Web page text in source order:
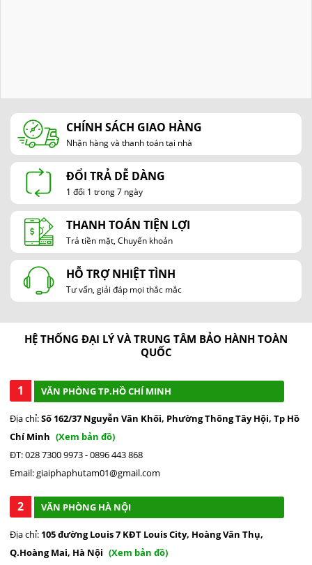
CHÍNH SÁCH GIAO HÀNG
Nhận hàng và thanh toán tại nhà
ĐỔI TRẢ DỄ DÀNG
1 đổi 1 trong 7 ngày
THANH TOÁN TIỆN LỢI
Trả tiền mặt, Chuyển khoản
HỖ TRỢ NHIỆT TÌNH
Tư vấn, giải đáp mọi thắc mắc
HỆ THỐNG ĐẠI LÝ VÀ TRUNG TÂM BẢO HÀNH TOÀN
QUỐC
1 VĂN PHÒNG TP.HỒ CHÍ MINH
Địa chỉ:Số 162/37 Nguyễn Văn Khối, Phường Thông Tây Hội, Tp Hồ
Chí Minh (Xem bản đồ)
ĐT: 028 7300 9973 - 0896 443 868
Email: giaiphaphutam01@gmail.com
2 VĂN PHÒNG HÀ NỘI
Địa chỉ: 105 đường Louis 7 KĐT Louis City, Hoàng Văn Thụ,
Q.Hoàng Mai, Hà Nội (Xem bản đồ)